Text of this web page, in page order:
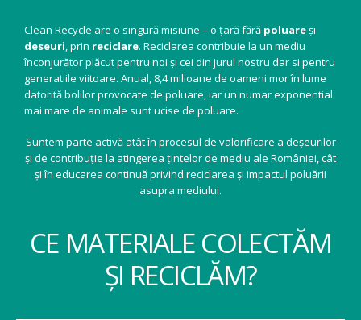
Clean Recycle are o singură misiune – o țară fără poluareși
deseuri, prin reciclare. Reciclarea contribuie la un mediu
înconjurător plăcut pentru noi și cei din jurul nostru dar si pentru
generatiile viitoare. Anual, 8,4 milioane de oameni mor în lume
datorită bolilor provocate de poluare, iar un numar exponential
mai mare de animale sunt ucise de poluare.
Suntem parte activă atât în procesul de valorificare a deșeurilor
și de contribuție la atingerea țintelor de mediu ale României, cât
și în educarea continuă privind reciclarea și impactul poluării
asupra mediului.
CE MATERIALE COLECTĂM
ȘI RECICLĂM?